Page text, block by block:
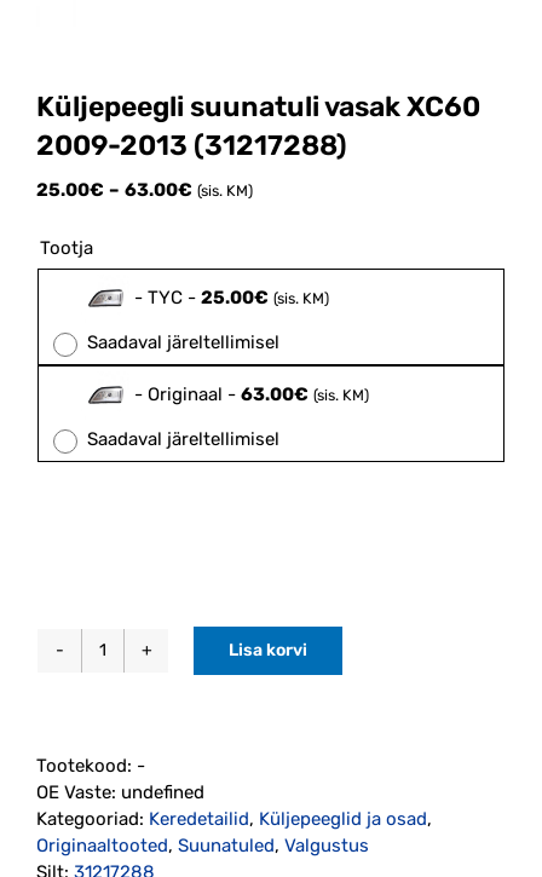
Küljepeegli suunatuli vasak XC60
2009-2013 (31217288)
25.00€ – 63.00€ Price
through
63.00€
(sis. KM)
Tootja
- TYC - 25.00€ (sis. KM)
Saadaval järeltellimisel
- Originaal - 63.00€ (sis. KM)
Saadaval järeltellimisel
Küljepeegli
2009-
2013
(31217288)
kogus
Lisa korvi
Tootekood: -
OE Vaste: undefined
Kategooriad: Keredetailid, Küljepeeglid ja osad,
Originaaltooted, Suunatuled, Valgustus
Silt: 31217288